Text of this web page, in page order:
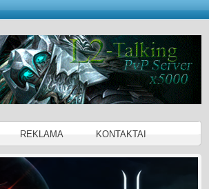
REKLAMA KONTAKTAI